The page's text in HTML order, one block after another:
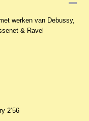
werken van Debussy,
& Ravel
2’56